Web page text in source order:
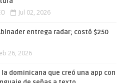
Jul 02, 2026
entrega radar; costó $250
26, 2026
dominicana que creó una app con